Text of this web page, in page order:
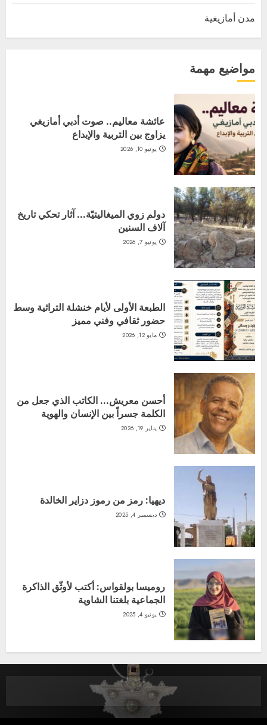
مدن أمازيغية
مواضيع مهمة
عائشة معاليم.. صوت أدبي أمازيغي
يزاوج بين التربية والإبداع
يونيو 10, 2026
دولم زوي الميغاليتيّة… آثار تحكي تاريخ
آلاف السنين
يونيو 7, 2026
الطبعة الأولى لأيام خنشلة التراثية وسط
حضور ثقافي وفني مميز
مايو 12, 2026
أحسن معريش… الكاتب الذي جعل من
الكلمة جسراً بين الإنسان والهوية
يناير 19, 2026
ديهيا: رمز من رموز دزاير الخالدة
ديسمبر 4, 2025
روميسا بولقواس: أكتب لأوثّق الذاكرة
الجماعية بلغتنا الشاوية
يونيو 4, 2025